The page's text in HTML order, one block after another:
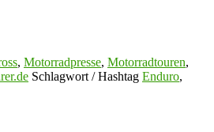
, Motorradpresse, Motorradtouren,
Schlagwort / Hashtag Enduro,